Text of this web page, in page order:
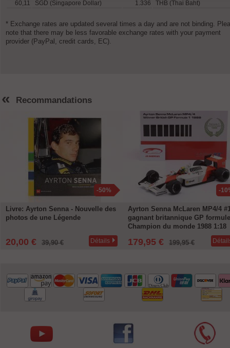
60,11
SGD (Singapore Dollar) 1.336 THB (Thai Baht)
* Exchange rates are updated several times a day and are not binding.
note that there may be less favorable exchange rates with your payment
provider (PayPal, credit cards, EC).
« Recommandations
-50%
Livre: Ayrton Senna - Nouvelle des
photos de une Légende
20,00 € 39,90 € Détails
-
Ayrton Senna McLaren MP4/4
gagnant britannique GP
Champion du monde 1988 1:18
179,95 € 199,95 €